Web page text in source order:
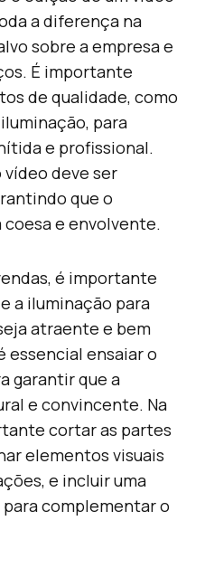
a diferença na
sobre a empresa e
É importante
de qualidade, como
para
e profissional.
vídeo deve ser
que o
e envolvente.
é importante
a iluminação para
atraente e bem
essencial ensaiar o
garantir que a
e convincente. Na
cortar as partes
elementos visuais
e incluir uma
complementar o